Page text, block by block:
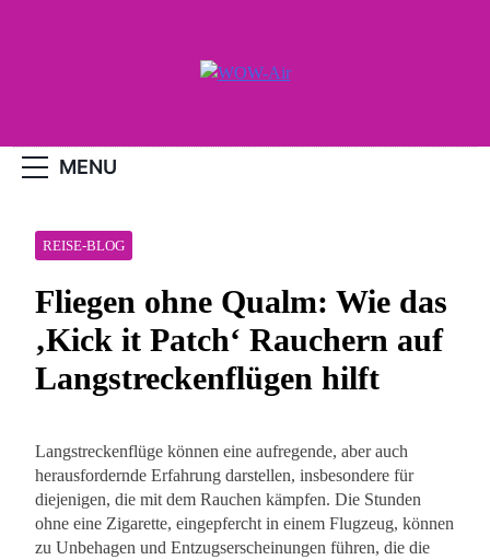
MENU
REISE-BLOG
Fliegen ohne Qualm: Wie das
‚Kick it Patch‘ Rauchern auf
Langstreckenflügen hilft
Langstreckenflüge können eine aufregende, aber auch
herausfordernde Erfahrung darstellen, insbesondere für
diejenigen, die mit dem Rauchen kämpfen. Die Stunden
ohne eine Zigarette, eingepfercht in einem Flugzeug, können
zu Unbehagen und Entzugserscheinungen führen, die die